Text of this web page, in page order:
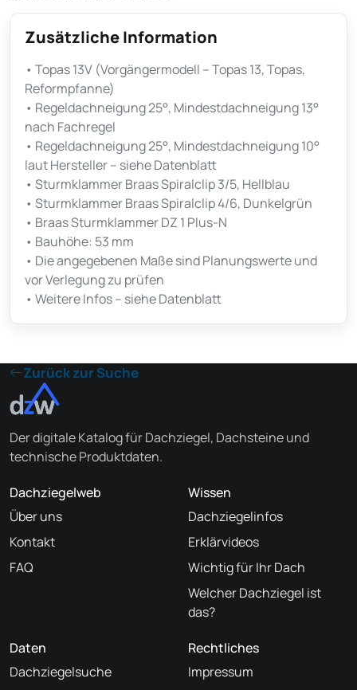
Zusätzliche Information
• Topas 13V (Vorgängermodell – Topas 13, Topas,
Reformpfanne)
• Regeldachneigung 25°, Mindestdachneigung 13°
nach Fachregel
• Regeldachneigung 25°, Mindestdachneigung 10°
laut Hersteller – siehe Datenblatt
• Sturmklammer Braas Spiralclip 3/5, Hellblau
• Sturmklammer Braas Spiralclip 4/6, Dunkelgrün
• Braas Sturmklammer DZ 1 Plus-N
• Bauhöhe: 53 mm
• Die angegebenen Maße sind Planungswerte und
vor Verlegung zu prüfen
• Weitere Infos – siehe Datenblatt
Zurück zur Suche
Der digitale Katalog für Dachziegel, Dachsteine und
technische Produktdaten.
Dachziegelweb
Über uns
Kontakt
FAQ
Wissen
Dachziegelinfos
Erklärvideos
Wichtig für Ihr Dach
Welcher Dachziegel ist
das?
Daten
Dachziegelsuche
Rechtliches
Impressum